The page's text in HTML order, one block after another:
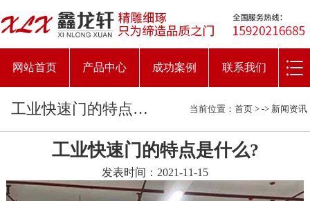
网站首页 产品中心 成功案例 联系我们
工业快速门的特点是什么? 当前位置： 首页 > -> 新闻资讯
工业快速门的特点是什么?
发表时间：2021-11-15